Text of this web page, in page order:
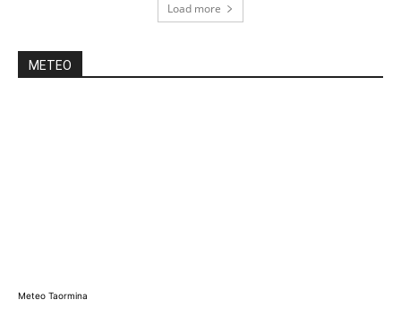
Load more
METEO
Meteo Taormina